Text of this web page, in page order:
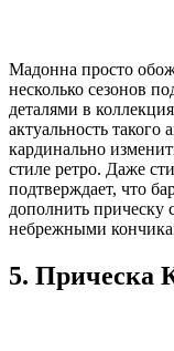
Мадонна просто
несколько сезонов
деталями в
актуальность такого
кардинально
стиле ретро. Даже
подтверждает, что
дополнить
небрежными
5. Прическа